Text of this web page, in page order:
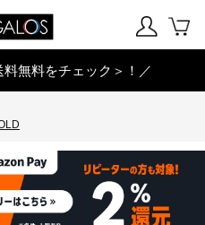
無料をチェック＞！／